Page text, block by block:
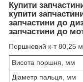
Купити
купити
запчастини до
запчастини до
Поршневий к-т 80,25
Висота поршня, мм
Діаметр пальця, мм